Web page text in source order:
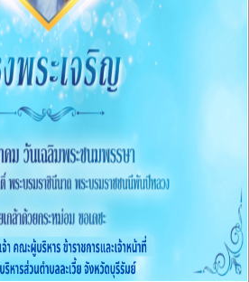
ปีงบประมาณ พ.ศ.2568
นาทรัพยากรบุคคล
นการบริหารและพัฒนาทรัพยากร
ริหารและพัฒนาทรัพยากรบุคคล
และการขับเคลื่อนจริยธรรม
ปร่งใส